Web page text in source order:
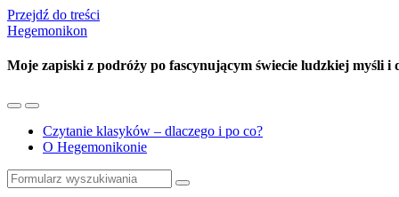
Przejdź do treści
Hegemonikon
Moje zapiski z podróży po fascynującym świecie ludzkiej myśli i
Przełącz
mobilne
Przełącz
pole
wyszukiwania
Czytanie klasyków – dlaczego i po co?
O Hegemonikonie
Szukaj